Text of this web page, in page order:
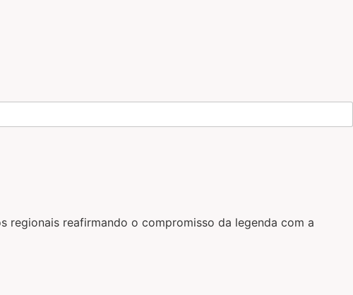
regionais reafirmando o compromisso da legenda com a